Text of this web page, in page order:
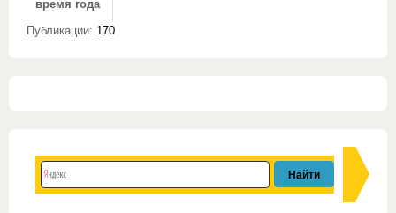
время года
Публикации: 170